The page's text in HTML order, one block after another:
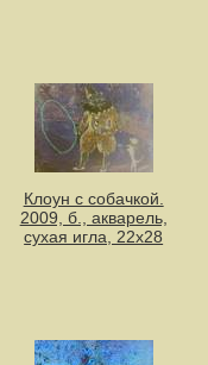
Клоун с собачкой.
2009, б., акварель,
сухая игла, 22х28